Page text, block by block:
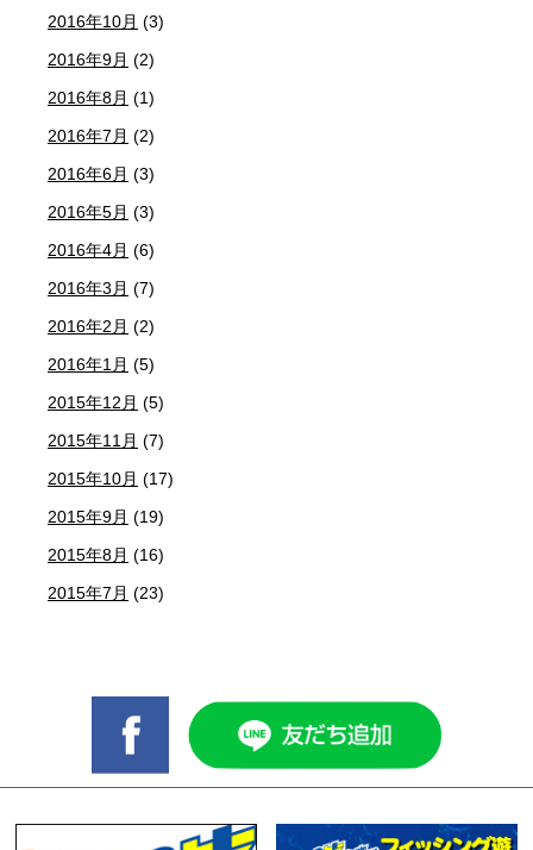
2016年10月 (3)
2016年9月 (2)
2016年8月 (1)
2016年7月 (2)
2016年6月 (3)
2016年5月 (3)
2016年4月 (6)
2016年3月 (7)
2016年2月 (2)
2016年1月 (5)
2015年12月 (5)
2015年11月 (7)
2015年10月 (17)
2015年9月 (19)
2015年8月 (16)
2015年7月 (23)